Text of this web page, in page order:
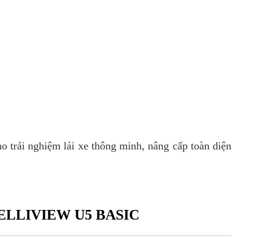
trải nghiệm lái xe thông minh, nâng cấp toàn diện
U5 BASIC